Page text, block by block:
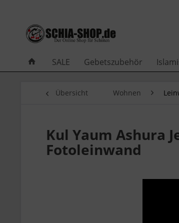
SALE Gebetszubehör
Übersicht Wohnen
Kul Yaum Ashura
Fotoleinwand